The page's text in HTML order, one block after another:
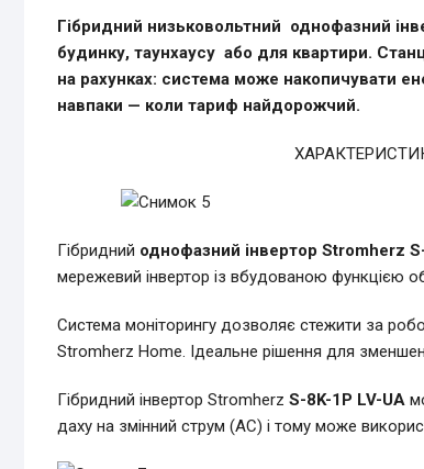
Гібридний низьковольтний однофазний
будинку, таунхаусу або для квартири.
на рахунках: система може накопичувати
навпаки — коли тариф найдорожчий.
Гібридний однофазний інвертор Stromherz
мережевий інвертор із вбудованою функцією
Система моніторингу дозволяє стежити за
Stromherz Home. Ідеальне рішення для
Гібридний інвертор Stromherz S-8K-1P LV-UA
даху на змінний струм (AC) і тому може